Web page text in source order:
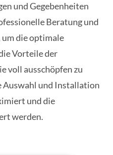
und Gegebenheiten
Beratung und
um die optimale
Vorteile der
voll ausschöpfen zu
Auswahl und Installation
und die
werden.